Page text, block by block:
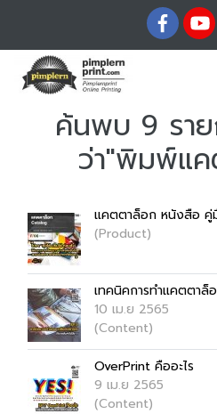
ค้นพบ 9 ราย
ว่า"พิมพ์แ
แคตตาล็อก หนังสือ คู่
(Product)
เทคนิคการทำแคตตาล็
10 เม.ย 2565
(Content)
OverPrint คืออะไร
9 เม.ย 2565
(Content)